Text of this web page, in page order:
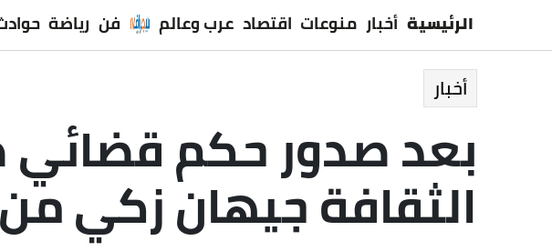
الرئيسية أخبار منوعات اقتصاد عرب وعالم فن رياضة
أخبار
بعد صدور حكم قضائي
الثقافة جيهان زكي